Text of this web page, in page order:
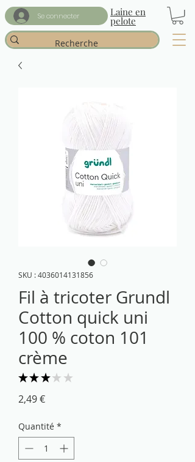
Se connecter Laine en
pelote
SKU : 4036014131856
Fil à tricoter Grundl
Cotton quick uni
100 % coton 101
crème
★ ★ ★ ★ ★
2,49 €Prix
Quantité *